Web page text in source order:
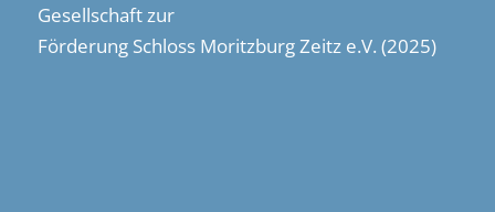
Gesellschaft zur
Förderung Schloss Moritzburg Zeitz e.V. (2025)